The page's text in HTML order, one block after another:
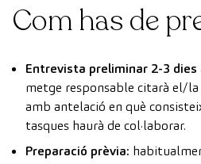
Com has de
Entrevista preliminar 2-3 dies
metge responsable citarà el/
amb antelació en què
tasques haurà de col·laborar.
Preparació prèvia: